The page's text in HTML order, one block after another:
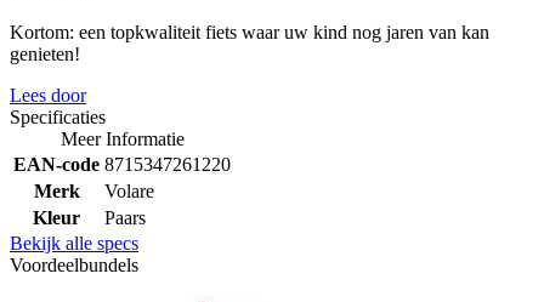
Kortom: een topkwaliteit fiets waar uw kind nog jaren van kan
genieten!
Lees door
Specificaties
Meer Informatie
EAN-code 8715347261220
Merk
Volare
Kleur
Paars
Bekijk alle specs
Voordeelbundels